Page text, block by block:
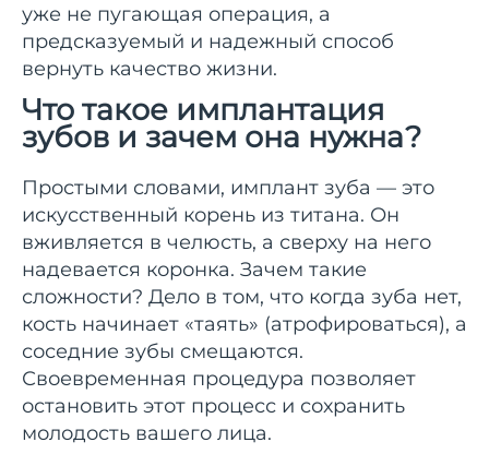
уже не пугающая операция, а
предсказуемый и надежный способ
вернуть качество жизни.
Что такое имплантация
зубов и зачем она нужна?
Простыми словами, имплант зуба — это
искусственный корень из титана. Он
вживляется в челюсть, а сверху на него
надевается коронка. Зачем такие
сложности? Дело в том, что когда зуба нет,
кость начинает «таять» (атрофироваться), а
соседние зубы смещаются.
Своевременная процедура позволяет
остановить этот процесс и сохранить
молодость вашего лица.